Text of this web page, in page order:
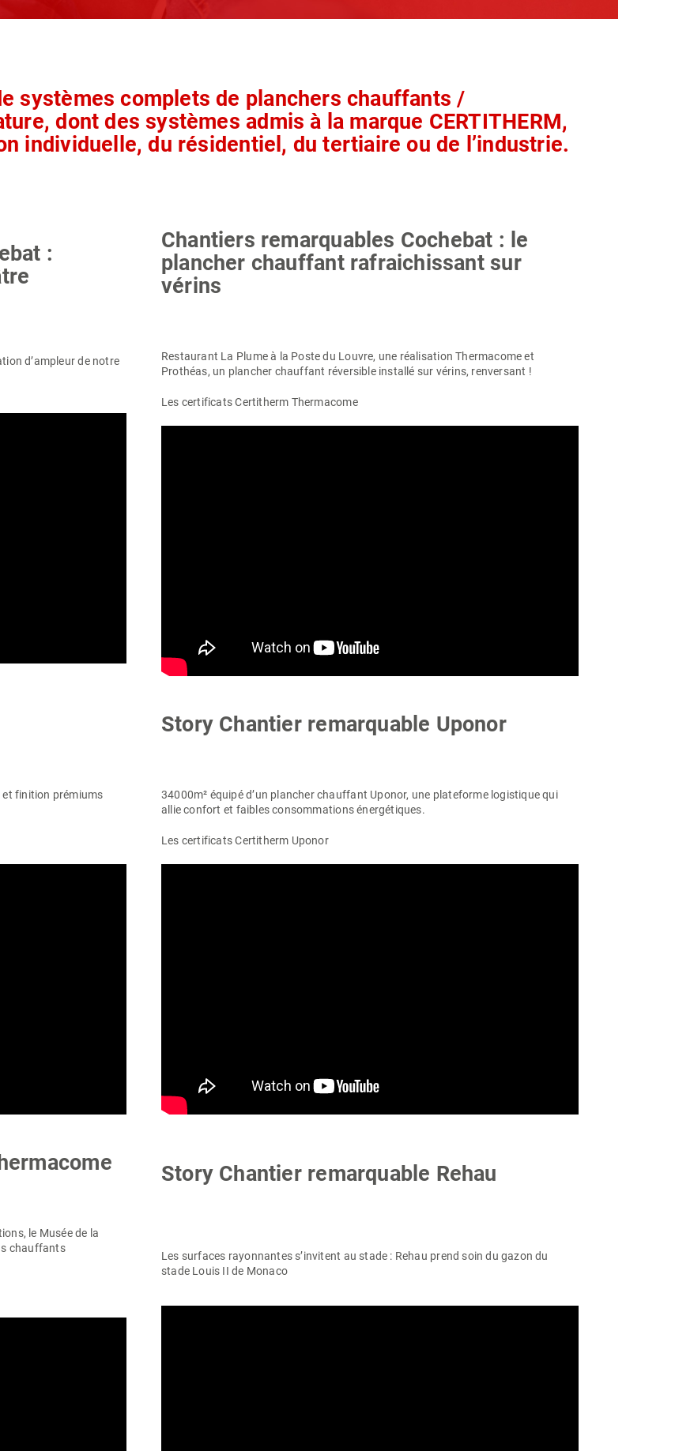
systèmes complets de planchers chauffants /
dont des systèmes admis à la marque CERTITHERM,
individuelle, du résidentiel, du tertiaire ou de l’industrie.
:
d’ampleur de notre
Chantiers remarquables Cochebat : le
plancher chauffant rafraichissant sur
vérins
Restaurant La Plume à la Poste du Louvre, une réalisation Thermacome et
Prothéas, un plancher chauffant réversible installé sur vérins, renversant !
Les certificats Certitherm Thermacome
et finition prémiums
Story Chantier remarquable Uponor
34000m² équipé d’un plancher chauffant Uponor, une plateforme logistique qui
allie confort et faibles consommations énergétiques.
Les certificats Certitherm Uponor
le Musée de la
chauffants
Story Chantier remarquable Rehau
Les surfaces rayonnantes s’invitent au stade : Rehau prend soin du gazon du
stade Louis II de Monaco